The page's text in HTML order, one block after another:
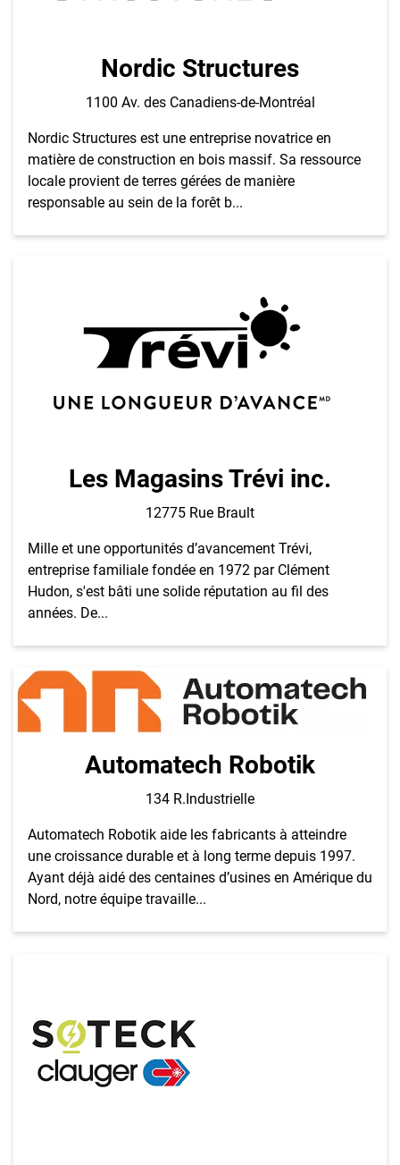
Nordic Structures
1100 Av. des Canadiens-de-Montréal
Nordic Structures est une entreprise novatrice en
matière de construction en bois massif. Sa ressource
locale provient de terres gérées de manière
responsable au sein de la forêt b...
Les Magasins Trévi inc.
12775 Rue Brault
Mille et une opportunités d’avancement Trévi,
entreprise familiale fondée en 1972 par Clément
Hudon, s'est bâti une solide réputation au fil des
années. De...
Automatech Robotik
134 R.Industrielle
Automatech Robotik aide les fabricants à atteindre
une croissance durable et à long terme depuis 1997.
Ayant déjà aidé des centaines d’usines en Amérique du
Nord, notre équipe travaille...